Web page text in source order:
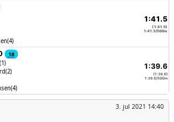
1:41.5
(1:41.5)
1:41.5/500m
18
1:39.6
(1:39.6)
1:39.6/500m
3. jul 2021 14:40